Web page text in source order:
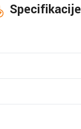
Specifikacije